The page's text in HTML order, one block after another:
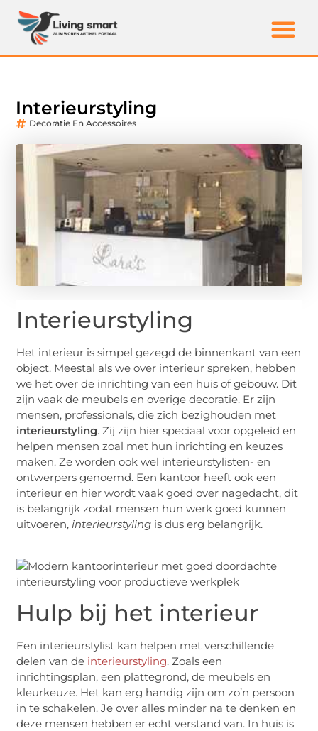
Interieurstyling
Decoratie En Accessoires
Interieurstyling
Het interieur is simpel gezegd de binnenkant van een
object. Meestal als we over interieur spreken, hebben
we het over de inrichting van een huis of gebouw. Dit
zijn vaak de meubels en overige decoratie. Er zijn
mensen, professionals, die zich bezighouden met
interieurstyling. Zij zijn hier speciaal voor opgeleid en
helpen mensen zoal met hun inrichting en keuzes
maken. Ze worden ook wel interieurstylisten- en
ontwerpers genoemd. Een kantoor heeft ook een
interieur en hier wordt vaak goed over nagedacht, dit
is belangrijk zodat mensen hun werk goed kunnen
uitvoeren,interieurstyling is dus erg belangrijk.
Hulp bij het interieur
Een interieurstylist kan helpen met verschillende
delen van de interieurstyling. Zoals een
inrichtingsplan, een plattegrond, de meubels en
kleurkeuze. Het kan erg handig zijn om zo’n persoon
in te schakelen. Je over alles minder na te denken en
deze mensen hebben er echt verstand van. In huis is